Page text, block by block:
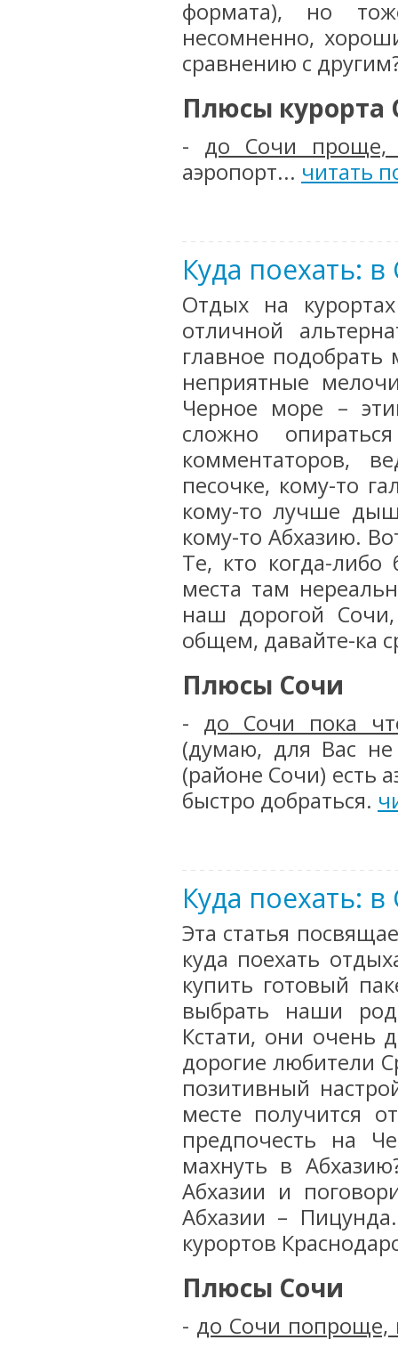
формата), но
несомненно,
сравнению с
Плюсы курорта
- до Сочи проще,
аэропорт... читать
Куда поехать:
Отдых на
отличной
главное
неприятные
Черное море –
сложно
комментаторов,
песочке, кому-то
кому-то лучше
кому-то Абхазию.
Те, кто когда-
места там
наш дорогой
общем, давайте-ка
Плюсы Сочи
- до Сочи пока
(думаю, для Вас
(районе Сочи) есть
быстро добраться.
Куда поехать:
Эта статья
куда поехать
купить готовый
выбрать наши
Кстати, они очень
дорогие любители
позитивный
месте получится
предпочесть на
махнуть в
Абхазии и
Абхазии –
курортов
Плюсы Сочи
- до Сочи попроще,